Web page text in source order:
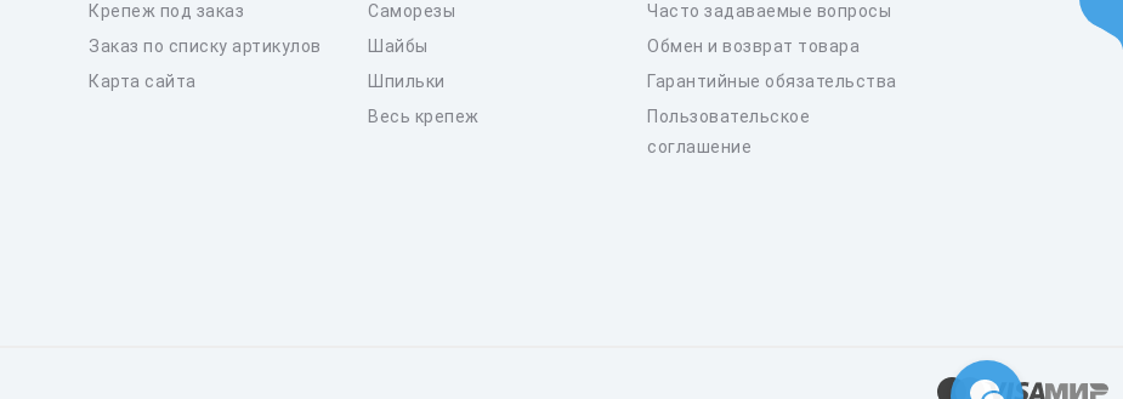
Крепеж под заказ
Заказ по списку артикулов
Карта сайта
Саморезы
Шайбы
Шпильки
Весь крепеж
Часто задаваемые вопросы
Обмен и возврат товара
Гарантийные обязательства
Пользовательское
соглашение